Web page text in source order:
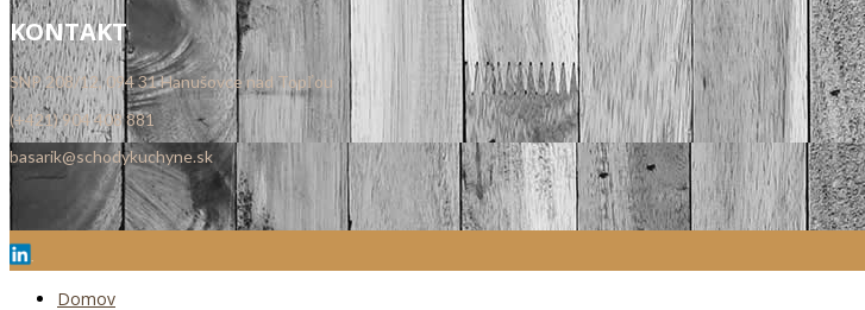
KONTAKT
SNP 208/12, 094 31 Hanušovce nad Topľou
(+421) 904 408 881
basarik@schodykuchyne.sk
Domov